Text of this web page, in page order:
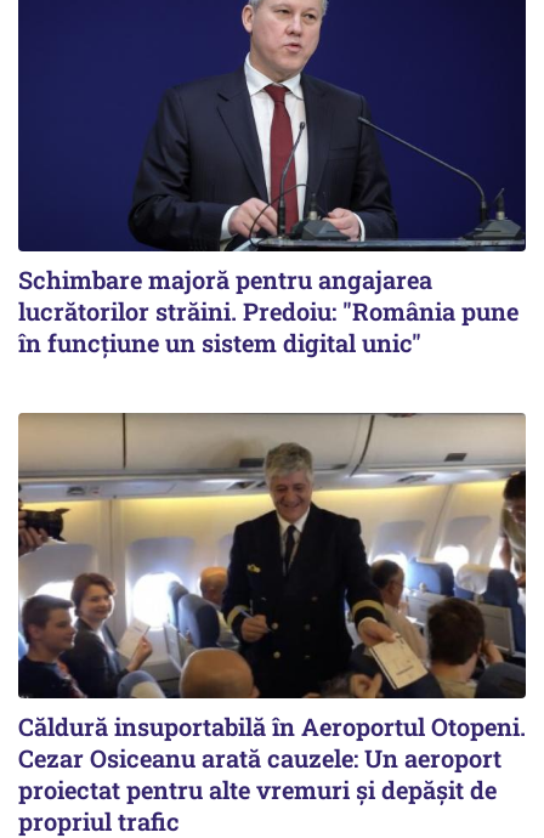
Schimbare majoră pentru angajarea
lucrătorilor străini. Predoiu: "România pune
în funcțiune un sistem digital unic"
Căldură insuportabilă în Aeroportul Otopeni.
Cezar Osiceanu arată cauzele: Un aeroport
proiectat pentru alte vremuri și depășit de
propriul trafic